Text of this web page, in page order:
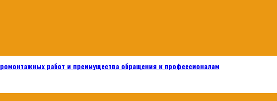
работ и преимущества обращения к профессионалам